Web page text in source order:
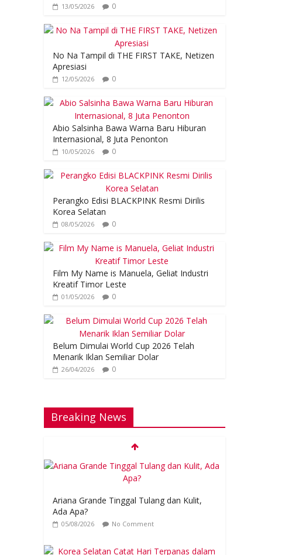
13/05/2026 0
No Na Tampil di THE FIRST TAKE, Netizen
Apresiasi
12/05/2026 0
Abio Salsinha Bawa Warna Baru Hiburan
Internasional, 8 Juta Penonton
10/05/2026 0
Perangko Edisi BLACKPINK Resmi Dirilis
Korea Selatan
08/05/2026 0
Film My Name is Manuela, Geliat Industri
Kreatif Timor Leste
01/05/2026 0
Belum Dimulai World Cup 2026 Telah
Menarik Iklan Semiliar Dolar
26/04/2026 0
Breaking News
Ariana Grande Tinggal Tulang dan Kulit,
Ada Apa?
05/08/2026 No Comment